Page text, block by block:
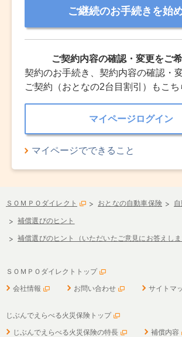
ご継続のお手続きを始
ご契約内容の確認・変更をご
契約のお手続き、契約内容の確認・
ご契約（おとなの2台目割引）もこち
マイページログイン
マイページでできること
ＳＯＭＰＯダイレクト おとなの自動車保険
補償選びのヒント
補償選びのヒント（いただいたご意見にお答えしま
ＳＯＭＰＯダイレクトトップ
会社情報 お問い合わせ サイトマ
じぶんでえらべる火災保険トップ
じぶんでえらべる火災保険の特長 補償内容